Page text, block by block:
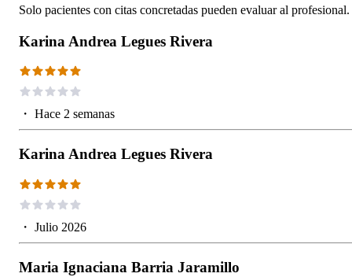
Solo pacientes con citas concretadas pueden evaluar al profesional.
Karina Andrea Legues Rivera
・ Hace 2 semanas
Karina Andrea Legues Rivera
・ Julio 2026
Maria Ignaciana Barria Jaramillo